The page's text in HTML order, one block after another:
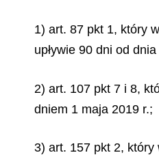
1) art. 87 pkt 1, który
upływie 90 dni od dnia
2) art. 107 pkt 7 i 8,
dniem 1 maja 2019 r.;
3) art. 157 pkt 2, który